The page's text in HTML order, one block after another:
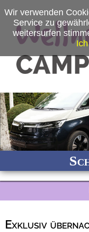
(c) Volkswagen
Exklusiv
Wir verwenden
Service zu
weitersurfen